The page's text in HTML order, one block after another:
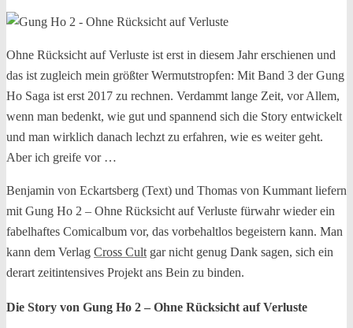
Ohne Rücksicht auf Verluste ist erst in diesem Jahr erschienen und
das ist zugleich mein größter Wermutstropfen: Mit Band 3 der Gung
Ho Saga ist erst 2017 zu rechnen. Verdammt lange Zeit, vor Allem,
wenn man bedenkt, wie gut und spannend sich die Story entwickelt
und man wirklich danach lechzt zu erfahren, wie es weiter geht.
Aber ich greife vor …
Benjamin von Eckartsberg (Text) und Thomas von Kummant liefern
mit Gung Ho 2 – Ohne Rücksicht auf Verluste fürwahr wieder ein
fabelhaftes Comicalbum vor, das vorbehaltlos begeistern kann. Man
kann dem Verlag Cross Cult gar nicht genug Dank sagen, sich ein
derart zeitintensives Projekt ans Bein zu binden.
Die Story von Gung Ho 2 – Ohne Rücksicht auf Verluste